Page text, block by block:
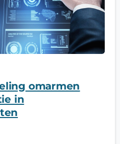
omarmen
in